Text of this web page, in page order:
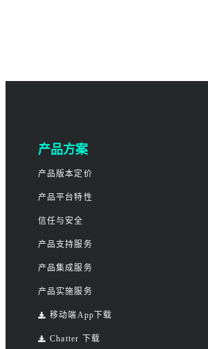
产品方案
产品版本定价
产品平台特性
信任与安全
产品支持服务
产品集成服务
产品实施服务
移动端App下载
Chatter 下载